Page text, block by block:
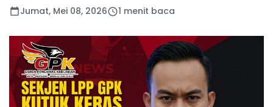
Jumat, Mei 08, 2026 1 menit baca